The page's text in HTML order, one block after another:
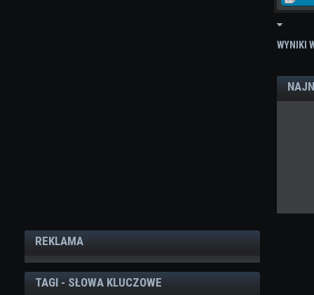
WYNIKI
REKLAMA
TAGI - SŁOWA KLUCZOWE